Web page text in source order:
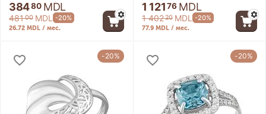
38480 MDL
48100 MDL -20%
26.72 MDL / мес.
1 121 76 MDL
1 40220 MDL -20%
77.9 MDL / мес.
-20% -20%